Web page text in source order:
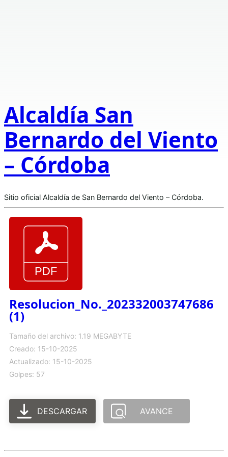
Alcaldía San
Bernardo del Viento
– Córdoba
Sitio oficial Alcaldía de San Bernardo del Viento – Córdoba.
Resolucion_No._202332003747686
(1)
Tamaño del archivo: 1.19 MEGABYTE
Creado: 15-10-2025
Actualizado: 15-10-2025
Golpes: 57
DESCARGAR AVANCE